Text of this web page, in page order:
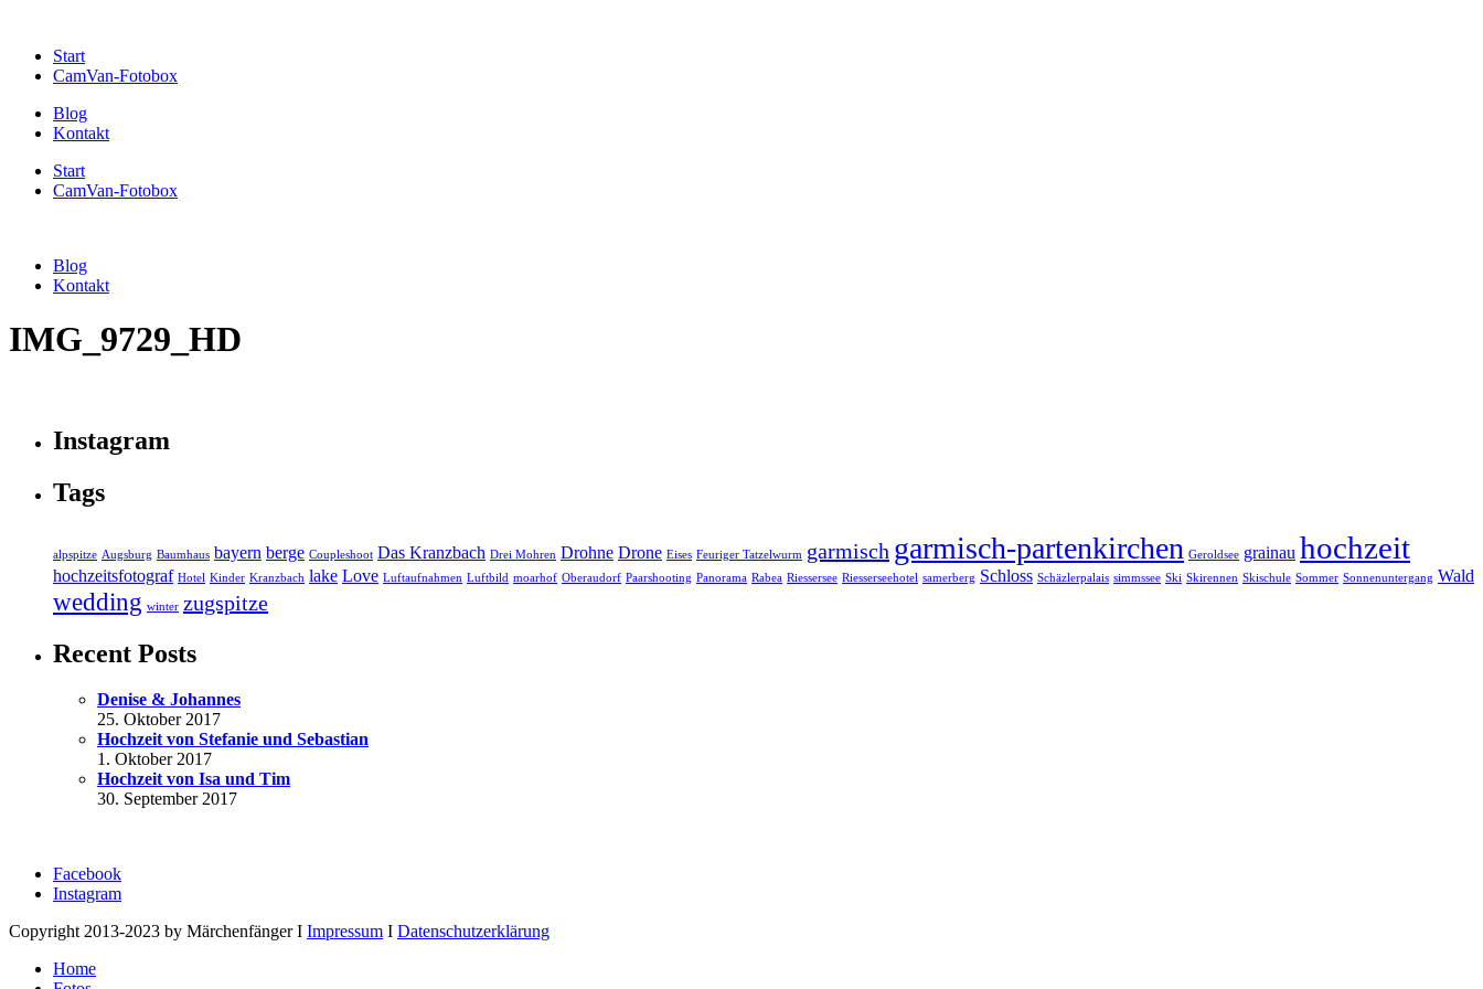
Start
CamVan-Fotobox
Blog
Kontakt
Start
CamVan-Fotobox
Blog
Kontakt
IMG_9729_HD
Instagram
Tags
alpspitze Augsburg Baumhaus bayern berge Coupleshoot Das Kranzbach Drei Mohren Drohne Drone Eises Feuriger Tatzelwurm garmisch garmisch-partenkirchen Geroldsee grainau hochzeit
hochzeitsfotograf Hotel Kinder Kranzbach lake Love Luftaufnahmen Luftbild moarhof Oberaudorf Paarshooting Panorama Rabea Riessersee Riesserseehotel samerberg Schloss Schäzlerpalais simmssee Ski Skirennen Skischule Sommer Sonnenuntergang Wald
wedding winter zugspitze
Recent Posts
Denise & Johannes
25. Oktober 2017
Hochzeit von Stefanie und Sebastian
1. Oktober 2017
Hochzeit von Isa und Tim
30. September 2017
Facebook
Instagram
Copyright 2013-2023 by Märchenfänger I Impressum I Datenschutzerklärung
Home